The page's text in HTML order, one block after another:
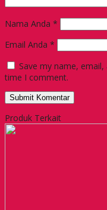
Nama Anda *
Email Anda *
Save my name,
time I comment.
Produk Terkait